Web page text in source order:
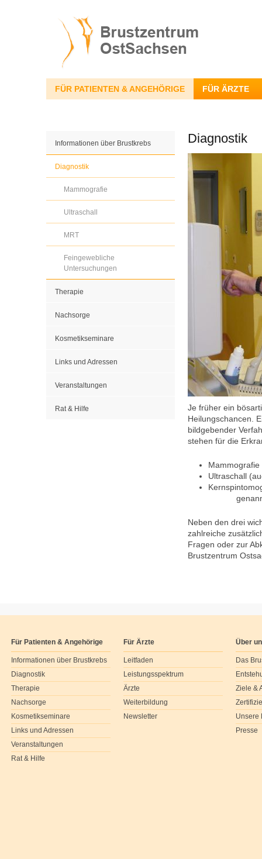
FÜR PATIENTEN & ANGEHÖRIGE FÜR ÄRZTE
Informationen über Brustkrebs
Diagnostik
Mammografie
Ultraschall
MRT
Feingewebliche
Untersuchungen
Therapie
Nachsorge
Kosmetikseminare
Links und Adressen
Veranstaltungen
Rat & Hilfe
Diagnostik
Je früher ein
Heilungschancen.
bildgebender
stehen für die
Mammografie
Ultraschall
Neben den drei
zahlreiche
Fragen oder zur
Brustzentrum
Für Patienten & Angehörige
Informationen über Brustkrebs
Diagnostik
Therapie
Nachsorge
Kosmetikseminare
Links und Adressen
Veranstaltungen
Rat & Hilfe
Für Ärzte
Leitfaden
Leistungsspektrum
Ärzte
Weiterbildung
Newsletter
Über
Das
Ziele &
Unsere
Presse